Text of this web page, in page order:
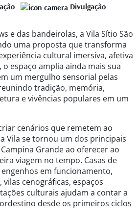
Divulgação
e das bandeirolas, a Vila Sítio São
uma proposta que transforma
cultural imersiva, afetiva
o espaço amplia ainda mais sua
um mergulho sensorial pelas
tradição, memória,
e vivências populares em um
cenários que remetem ao
Vila se tornou um dos principais
Grande ao oferecer ao
viagem no tempo. Casas de
em funcionamento,
cenográficas, espaços
culturais ajudam a contar a
desde os primeiros ciclos